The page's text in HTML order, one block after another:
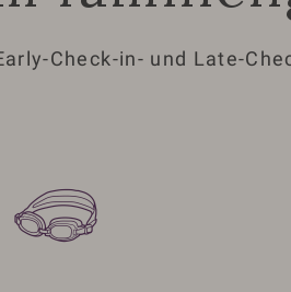
Check-in- und Late-